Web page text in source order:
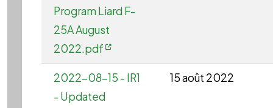
Program Liard F-
25A August
2022.pdf
2022-08-15 - IR1
- Updated
15 août 2022